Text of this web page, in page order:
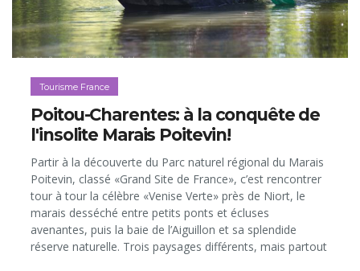
Tourisme France
Poitou-Charentes: à la conquête de
l'insolite Marais Poitevin!
Partir à la découverte du Parc naturel régional du Marais
Poitevin, classé «Grand Site de France», c’est rencontrer
tour à tour la célèbre «Venise Verte» près de Niort, le
marais desséché entre petits ponts et écluses
avenantes, puis la baie de l’Aiguillon et sa splendide
réserve naturelle. Trois paysages différents, mais partout